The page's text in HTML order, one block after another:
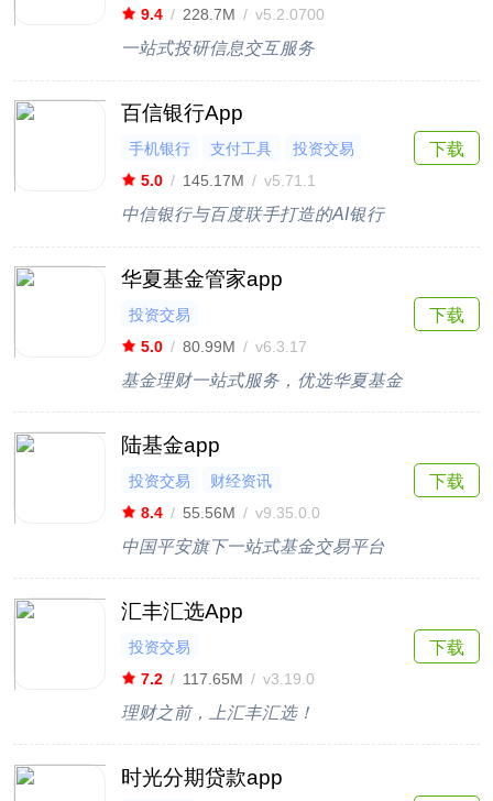
9.4 / 228.7M / v5.2.0700
一站式投研信息交互服务
百信银行App
手机银行 支付工具
投资交易
5.0 / 145.17M / v5.71.1
中信银行与百度联手打造的AI银行
下载
华夏基金管家app
投资交易
5.0 / 80.99M / v6.3.17
基金理财一站式服务，优选华夏基金
下载
陆基金app
投资交易
财经资讯
8.4 / 55.56M / v9.35.0.0
中国平安旗下一站式基金交易平台
下载
汇丰汇选App
投资交易
7.2 / 117.65M / v3.19.0
理财之前，上汇丰汇选！
下载
时光分期贷款app